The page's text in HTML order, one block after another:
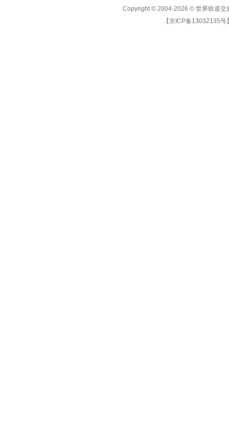
Copyright © 2004-2026 © 世界轨道交
【京ICP备13032135